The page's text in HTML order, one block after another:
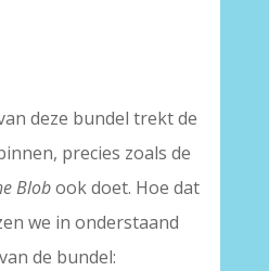
deze bundel trekt de
precies zoals de
Blobook doet. Hoe dat
we in onderstaand
de bundel: